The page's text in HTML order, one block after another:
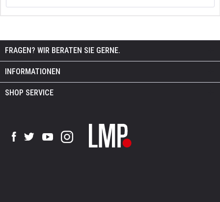
FRAGEN? WIR BERATEN SIE GERNE.
INFORMATIONEN
SHOP SERVICE